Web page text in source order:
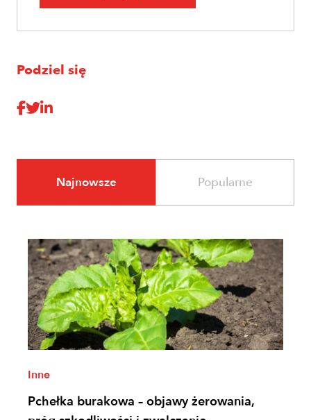
Podziel się
Najnowsze Popularne
Inne
Pchełka burakowa – objawy żerowania,